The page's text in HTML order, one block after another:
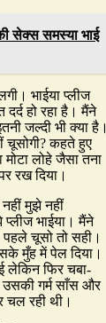
सेक्स समस्या भाई
भाईया प्लीज
हो रहा है। मैंने
जल्दी भी क्या है।
चूसोगी? कहते हुए
लोहे जैसा तना
रख दिया।
मुझे नहीं
प्लीज भाईया। मैंने
चूसो तो सही।
मुँह में पेल दिया।
लेकिन फिर चबा-
गर्म साँस और
चल रही थी।